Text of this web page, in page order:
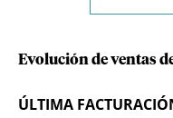
Evolución de ventas
ÚLTIMA